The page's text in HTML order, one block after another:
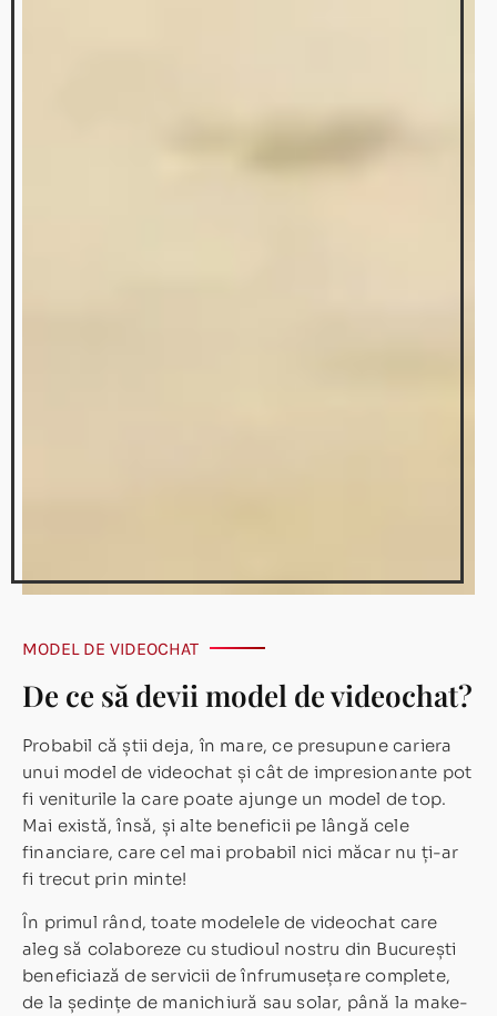
MODEL DE VIDEOCHAT
De ce să devii model de videochat?
Probabil că știi deja, în mare, ce presupune cariera
unui model de videochat și cât de impresionante pot
fi veniturile la care poate ajunge un model de top.
Mai există, însă, și alte beneficii pe lângă cele
financiare, care cel mai probabil nici măcar nu ți-ar
fi trecut prin minte!
În primul rând, toate modelele de videochat care
aleg să colaboreze cu studioul nostru din București
beneficiază de servicii de înfrumusețare complete,
de la ședințe de manichiură sau solar, până la make-